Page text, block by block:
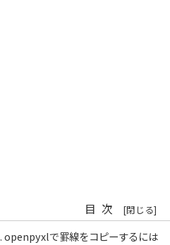
目次
openpyxlで罫線をコピーするには